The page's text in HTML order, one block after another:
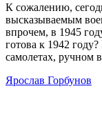
К сожалению,
высказываемым
впрочем, в 1945
готова к 1942
самолетах, ручном
Ярослав Горбунов